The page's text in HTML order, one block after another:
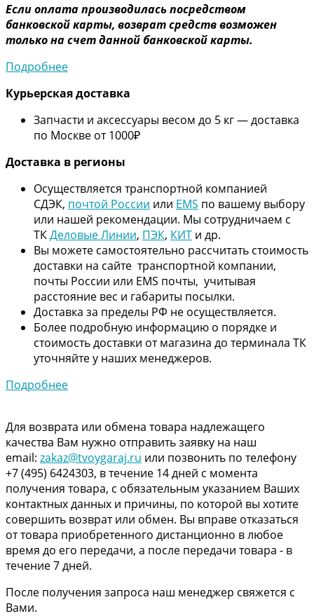
Если оплата производилась посредством
банковской карты, возврат средств возможен
только на счет данной банковской карты.
Подробнее
Курьерская доставка
Запчасти и аксессуары весом до 5 кг — доставка
по Москве от 1000₽
Доставка в регионы
Осуществляется транспортной компанией
СДЭК, почтой России или EMS по вашему выбору
или нашей рекомендации. Мы сотрудничаем с
ТКДеловые Линии, ПЭК, КИТ и др.
Вы можете самостоятельно рассчитать стоимость
доставки на сайте транспортной компании,
почты России или EMS почты, учитывая
расстояние вес и габариты посылки.
Доставка за пределы РФ не осуществляется.
Более подробную информацию о порядке и
стоимость доставки от магазина до терминала ТК
уточняйте у наших менеджеров.
Подробнее
Для возврата или обмена товара надлежащего
качества Вам нужно отправить заявку на наш
email: zakaz@tvoygaraj.ru или позвонить по телефону
+7 (495) 6424303, в течение 14 дней с момента
получения товара, с обязательным указанием Ваших
контактных данных и причины, по которой вы хотите
совершить возврат или обмен. Вы вправе отказаться
от товара приобретенного дистанционно в любое
время до его передачи, а после передачи товара - в
течение 7 дней.
После получения запроса наш менеджер свяжется с
Вами.